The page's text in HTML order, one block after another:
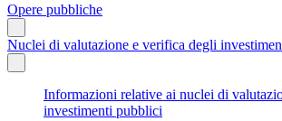
Opere pubbliche
Nuclei di valutazione e verifica degli
Informazioni relative ai nuclei di
investimenti pubblici